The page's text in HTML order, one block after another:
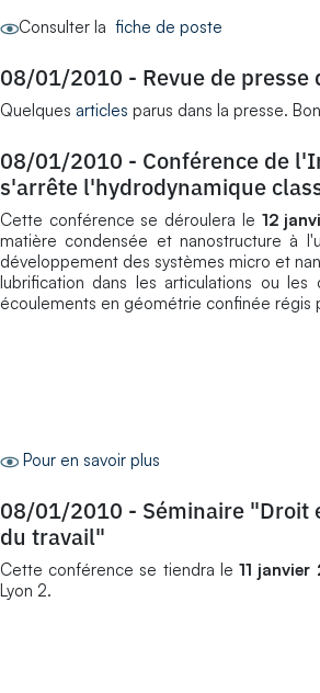
Consulter la fiche de poste
08/01/2010 - Revue de
Quelques articles parus dans la presse.
08/01/2010 - Conférence de
s'arrête l'hydrodynamique
Cette conférence se déroulera le 12
matière condensée et nanostructure à
développement des systèmes micro et
lubrification dans les articulations ou
écoulements en géométrie confinée régis
Pour en savoir plus
08/01/2010 - Séminaire "Droit
du travail"
Cette conférence se tiendra le11 janvier
Lyon 2.